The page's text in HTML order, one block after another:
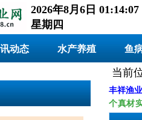
2026年8月6日 01:14:07
星期四
动态 水产养殖 鱼
当前
丰祥渔
个真材